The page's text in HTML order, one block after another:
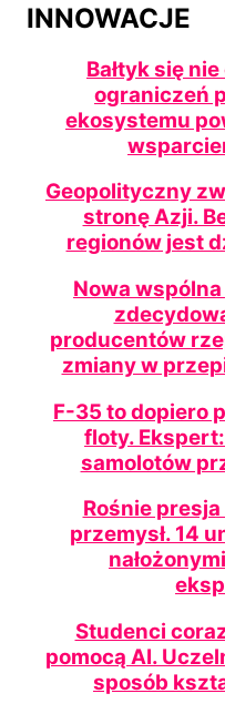
INNOWACJE
Bałtyk się
ograniczeń
ekosystemu
Geopolityczny
stronę Azji.
regionów jest
Nowa
producentów
zmiany w
F-35 to dopiero
floty.
samolotów
Rośnie
przemysł. 14
Studenci
pomocą AI.
sposób